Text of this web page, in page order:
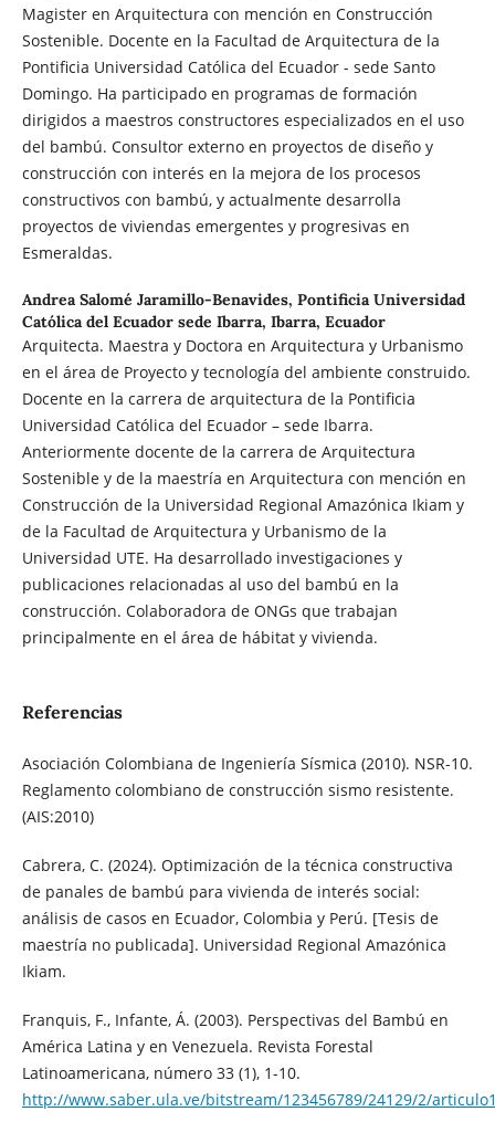
Magister en Arquitectura con mención en Construcción
Sostenible. Docente en la Facultad de Arquitectura de la
Pontificia Universidad Católica del Ecuador - sede Santo
Domingo. Ha participado en programas de formación
dirigidos a maestros constructores especializados en el uso
del bambú. Consultor externo en proyectos de diseño y
construcción con interés en la mejora de los procesos
constructivos con bambú, y actualmente desarrolla
proyectos de viviendas emergentes y progresivas en
Esmeraldas.
Andrea Salomé Jaramillo-Benavides, Pontificia Universidad
Católica del Ecuador sede Ibarra, Ibarra, Ecuador
Arquitecta. Maestra y Doctora en Arquitectura y Urbanismo
en el área de Proyecto y tecnología del ambiente construido.
Docente en la carrera de arquitectura de la Pontificia
Universidad Católica del Ecuador – sede Ibarra.
Anteriormente docente de la carrera de Arquitectura
Sostenible y de la maestría en Arquitectura con mención en
Construcción de la Universidad Regional Amazónica Ikiam y
de la Facultad de Arquitectura y Urbanismo de la
Universidad UTE. Ha desarrollado investigaciones y
publicaciones relacionadas al uso del bambú en la
construcción. Colaboradora de ONGs que trabajan
principalmente en el área de hábitat y vivienda.
Referencias
Asociación Colombiana de Ingeniería Sísmica (2010). NSR-10.
Reglamento colombiano de construcción sismo resistente.
(AIS:2010)
Cabrera, C. (2024). Optimización de la técnica constructiva
de panales de bambú para vivienda de interés social:
análisis de casos en Ecuador, Colombia y Perú. [Tesis de
maestría no publicada]. Universidad Regional Amazónica
Ikiam.
Franquis, F., Infante, Á. (2003). Perspectivas del Bambú en
América Latina y en Venezuela. Revista Forestal
Latinoamericana, número 33 (1), 1-10.
http://www.saber.ula.ve/bitstream/123456789/24129/2/